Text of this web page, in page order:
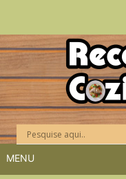
Skip
to
content
MENU